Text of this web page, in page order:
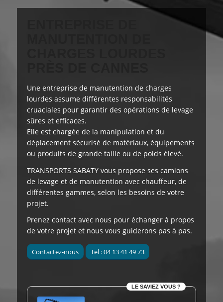
Une entreprise de manutention de charges
lourdes assume différentes responsabilités
cruaciales pour garantir des opérations de levage
sûres et efficaces.
Elle est chargée de la manipulation et du
déplacement sécurisé de matériaux, équipements
ou produits de grande taille ou de poids élevé.
TRANSPORTS SABATY vous propose ses camions
de levage et de manutention avec chauffeur, de
différentes gammes, selon les besoins de votre
projet.
Prenez contact avec nous pour échanger à propos
de votre projet et nous vous guiderons pas à pas.
Contactez-nous Tel : 04 13 41 49 73
LE SAVIEZ VOUS ?